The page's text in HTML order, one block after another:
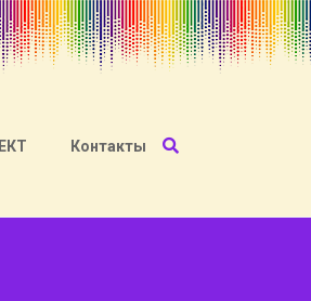
Контакты